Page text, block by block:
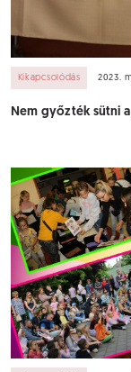
Kikapcsolódás 2023.
Nem győzték sütni